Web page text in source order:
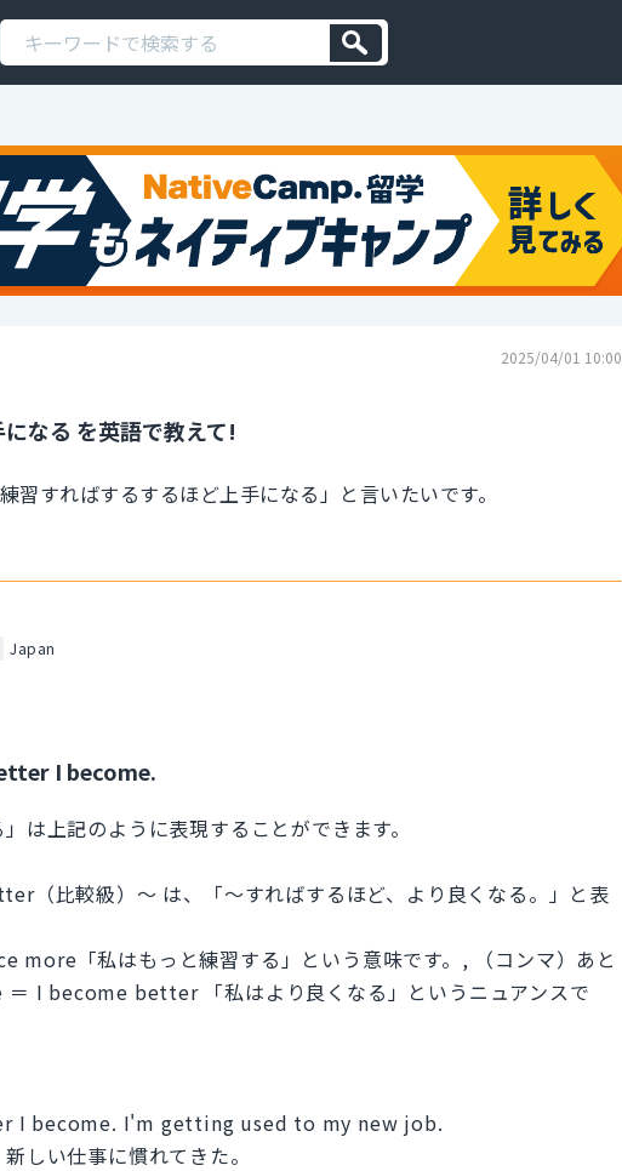
2025/04/01 10:00
なる を英語で教えて!
習すればするするほど上手になる」と言いたいです。
Japan
I become.
は上記のように表現することができます。
（比較級）〜 は、「〜すればするほど、より良くなる。」と表
「私はもっと練習する」という意味です。, （コンマ）あと
I become better 「私はより良くなる」というニュアンスで
I become. I'm getting used to my new job.
しい仕事に慣れてきた。